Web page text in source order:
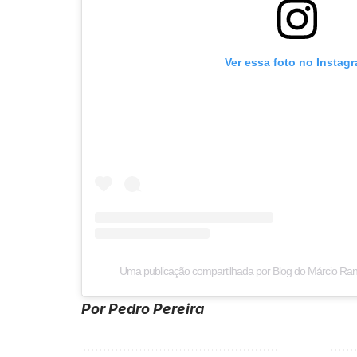
Ver essa foto no
Uma publicação compartilhada por Blog do Márcio
Por Pedro Pereira